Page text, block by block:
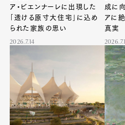
ア・ビエンナーレに出現した
｢透ける原寸大住宅｣に込め
られた家族の思い
2026.7.14
成に
アに
真実